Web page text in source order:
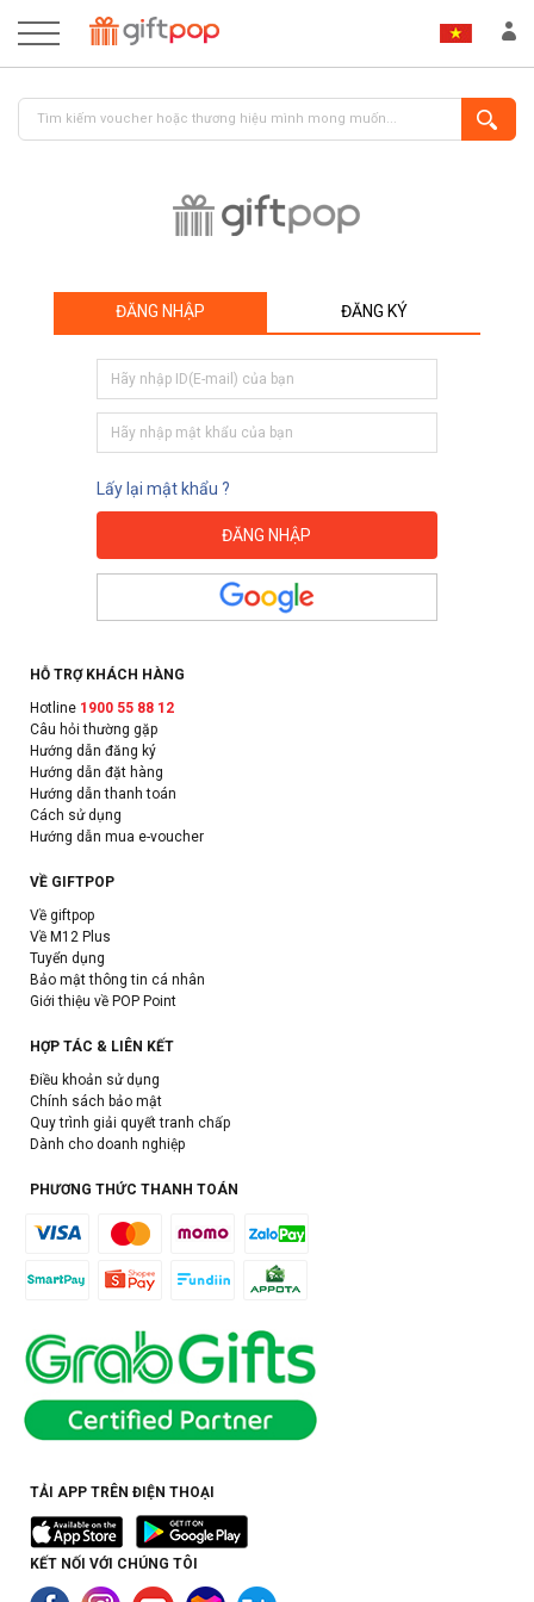
ĐĂNG NHẬP ĐĂNG KÝ
Lấy lại mật khẩu ?
HỖ TRỢ KHÁCH HÀNG
Hotline 1900 55 88 12
Câu hỏi thường gặp
Hướng dẫn đăng ký
Hướng dẫn đặt hàng
Hướng dẫn thanh toán
Cách sử dụng
Hướng dẫn mua e-voucher
VỀ GIFTPOP
Về giftpop
Về M12 Plus
Tuyển dụng
Bảo mật thông tin cá nhân
Giới thiệu về POP Point
HỢP TÁC & LIÊN KẾT
Điều khoản sử dụng
Chính sách bảo mật
Quy trình giải quyết tranh chấp
Dành cho doanh nghiệp
PHƯƠNG THỨC THANH TOÁN
TẢI APP TRÊN ĐIỆN THOẠI
KẾT NỐI VỚI CHÚNG TÔI